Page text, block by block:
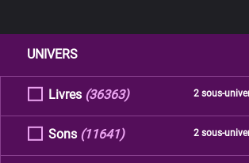
UNIVERS
Livres 2 sous-
(36363)
Sons 2 sous-
(11641)